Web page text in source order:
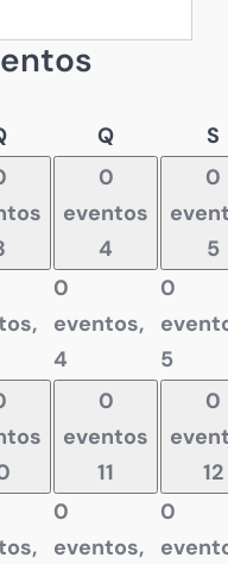
Quarta-
QQuinta-
S
0
eventos
4
0
eventos,
4
0
5
0
5
0
eventos
11
0
eventos,
0
12
0